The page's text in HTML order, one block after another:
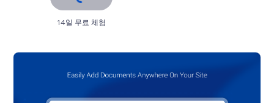
14일 무료 체험